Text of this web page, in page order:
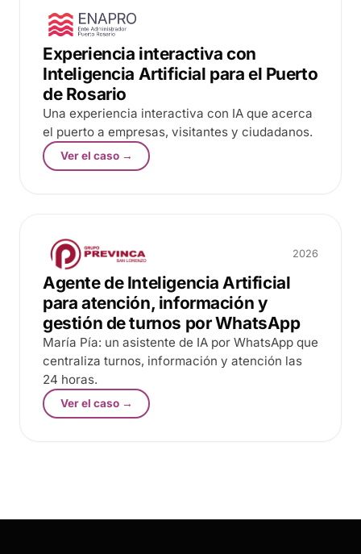
Experiencia interactiva con
Inteligencia Artificial para el Puerto
de Rosario
Una experiencia interactiva con IA que acerca
el puerto a empresas, visitantes y ciudadanos.
Ver el caso →
2026
Agente de Inteligencia Artificial
para atención, información y
gestión de turnos por WhatsApp
María Pía: un asistente de IA por WhatsApp que
centraliza turnos, información y atención las
24 horas.
Ver el caso →